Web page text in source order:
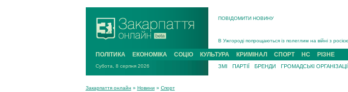
ПОВІДОМИТИ НОВИНУ
В Ужгороді 5 серпня попрощаються із захисником
Підтвердили загибель захисника із Нанкова на
На війні з рф поліг військовий з Виноградова Ігнат
ПОЛІТИКА ЕКОНОМІКА СОЦІО КУЛЬТУРА КРИМІНАЛ СПОРТ НС РІЗНЕ
Субота, 8 серпня 2026 ЗМІ ПАРТІЇ БРЕНДИ ГРОМАДСЬКІ ОРГАНІЗАЦІЇ
Закарпаття онлайн » Новини » Спорт